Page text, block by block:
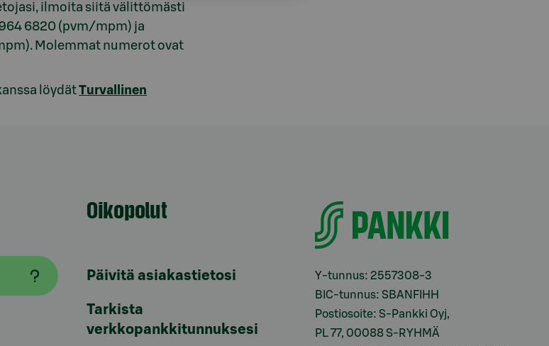
ilmoita siitä välittömästi
6820 (pvm/mpm) ja
Molemmat numerot ovat
löydätTurvallinen
Oikopolut
Päivitä asiakastietosi
Tarkista
verkkopankkitunnuksesi
Y-tunnus: 2557308-3
BIC-tunnus: SBANFIHH
Postiosoite: S-Pankki Oyj,
PL 77, 00088 S-RYHMÄ